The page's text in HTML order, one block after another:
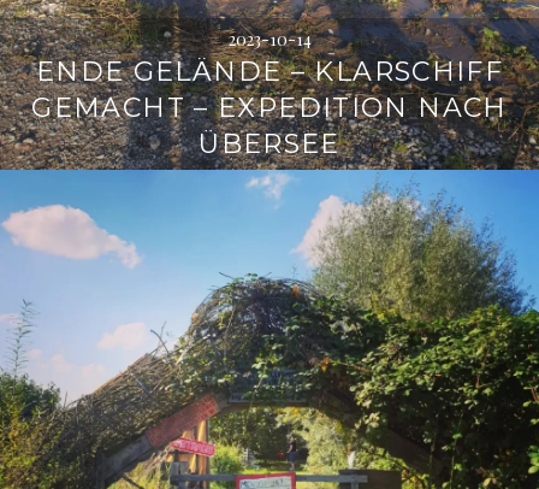
2023-10-14
ENDE GELÄNDE – KLARSCHIFF
GEMACHT – EXPEDITION NACH
ÜBERSEE